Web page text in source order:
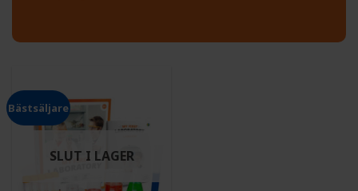
Bästsäljare
SLUT I LAGER